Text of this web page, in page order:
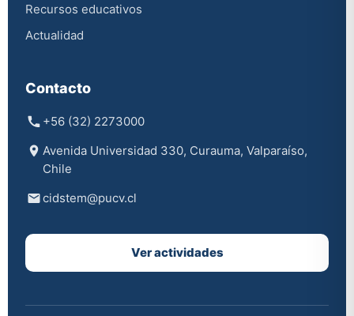
Recursos educativos
Actualidad
Contacto
+56 (32) 2273000
Avenida Universidad 330, Curauma, Valparaíso,
Chile
cidstem@pucv.cl
Ver actividades